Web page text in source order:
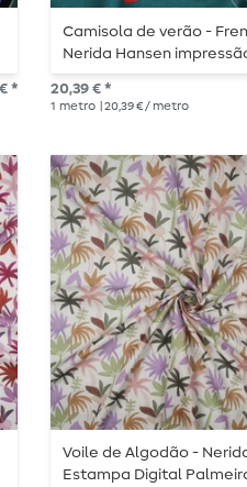
*
Camisola de verão -
Nerida Hansen
verde petróleo
20,39 € *
1 metro | 20,39 € / metro
Voile de Algodão -
Estampa Digital